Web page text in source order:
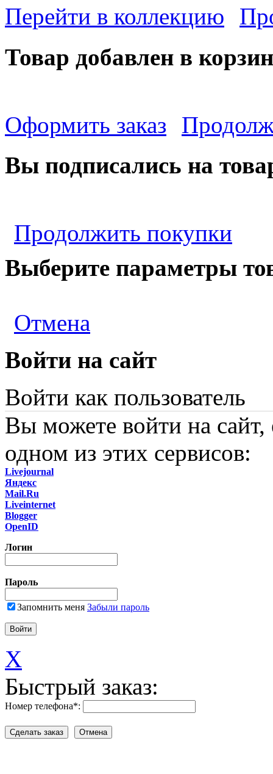
Перейти в коллекцию
Товар добавлен в
Оформить заказ
Вы подписались на
Продолжить покупки
Выберите параметры
Отмена
Войти на сайт
Войти как пользователь
Вы можете войти на сайт,
одном из этих сервисов:
Livejournal
Яндекс
Mail.Ru
Liveinternet
Blogger
OpenID
Логин
Пароль
Запомнить меня Забыли пароль
X
Быстрый заказ:
Номер телефона*: